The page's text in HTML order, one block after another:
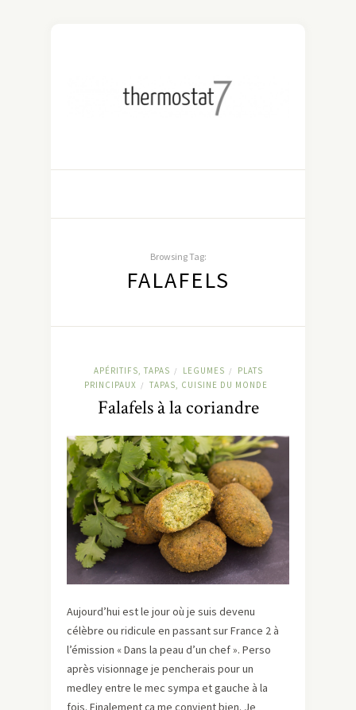
Browsing Tag:
FALAFELS
APÉRITIFS, TAPAS / LEGUMES /
PLATS
PRINCIPAUX / TAPAS, CUISINE DU MONDE
Falafels à la coriandre
Aujourd’hui est le jour où je suis devenu
célèbre ou ridicule en passant sur France 2 à
l’émission « Dans la peau d’un chef ». Perso
après visionnage je pencherais pour un
medley entre le mec sympa et gauche à la
fois. Finalement ça me convient bien. Je